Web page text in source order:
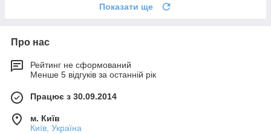
Показати ще
Про нас
Рейтинг не сформований
Менше 5 відгуків за останній рік
Працює з 30.09.2014
м. Київ
Київ, Україна